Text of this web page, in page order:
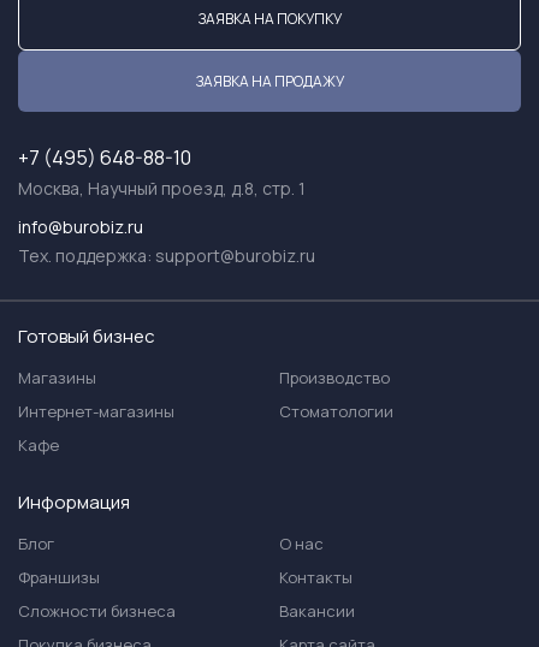
ЗАЯВКА НА ПОКУПКУ
ЗАЯВКА НА ПРОДАЖУ
+7 (495) 648-88-10
Москва, Научный проезд, д.8, стр. 1
info@burobiz.ru
Тех. поддержка: support@burobiz.ru
Готовый бизнес
Магазины
Интернет-магазины
Кафе
Производство
Стоматологии
Информация
Блог
Франшизы
Сложности бизнеса
О нас
Контакты
Вакансии